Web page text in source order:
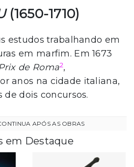
(1650-1710)
estudos trabalhando em
em marfim. Em 1673
de Roma2,
anos na cidade italiana,
dois concursos.
em Destaque